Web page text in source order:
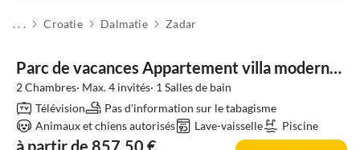
. . . Croatie Dalmatie Zadar
Parc de vacances Appartement villa moderne à Zadar
2 Chambres· Max. 4 invités· 1 Salles de bain
Télévision
Pas d'information sur le tabagisme
Animaux et chiens autorisés
Lave-vaisselle Piscine
à partir de 857,50 €